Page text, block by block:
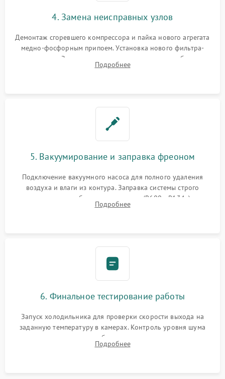
4. Замена неисправных узлов
Демонтаж сгоревшего компрессора и пайка нового агрегата
медно-фосфорным припоем. Установка нового фильтра-
осушителя. Замена изношенных вентиляторов обдува,
сломанных заслонок или поврежденных дверных петель.
Подробнее
5. Вакуумирование и заправка фреоном
Подключение вакуумного насоса для полного удаления
воздуха и влаги из контура. Заправка системы строго
дозированным объемом хладагента (R600a, R134a) по
электронным весам. Контроль рабочего давления в системе.
Подробнее
6. Финальное тестирование работы
Запуск холодильника для проверки скорости выхода на
заданную температуру в камерах. Контроль уровня шума
компрессора, отсутствия обмерзания стенок и корректного
срабатывания системы автоматической оттайки.
Подробнее